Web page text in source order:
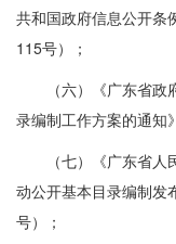
共和国政府信息公开条
115号）；
（六）《广东省政府
录编制工作方案的通知
（七）《广东省人民
动公开基本目录编制发
号）；